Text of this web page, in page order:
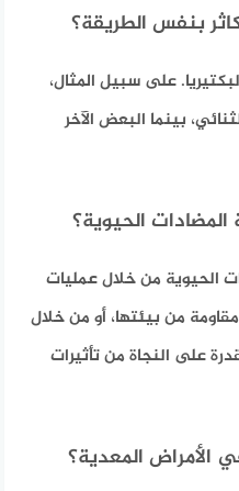
بنفس الطريقة؟
على سبيل المثال،
بينما البعض الآخر
الحيوية؟
الحيوية من خلال عمليات
من بيئتها، أو من خلال
على النجاة من تأثيرات
الأمراض المعدية؟